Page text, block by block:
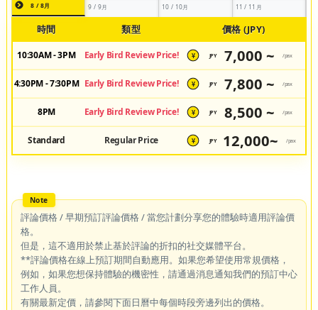
8 / 8月 9 / 9月 10 / 10月 11 / 11月
時間 類型 價格 (JPY)
10:30AM - 3PM Early Bird Review Price! ¥ JPY 7,000 ~ /pax
4:30PM - 7:30PM Early Bird Review Price! ¥ JPY 7,800 ~ /pax
8PM Early Bird Review Price! ¥ JPY 8,500 ~ /pax
Standard Regular Price ¥ JPY 12,000~ /pax
評論價格 / 早期預訂評論價格 / 當您計劃分享您的體驗時適用評論價
格。
但是，這不適用於禁止基於評論的折扣的社交媒體平台。
**評論價格在線上預訂期間自動應用。如果您希望使用常規價格，
例如，如果您想保持體驗的機密性，請通過消息通知我們的預訂中心
工作人員。
有關最新定價，請參閱下面日曆中每個時段旁邊列出的價格。